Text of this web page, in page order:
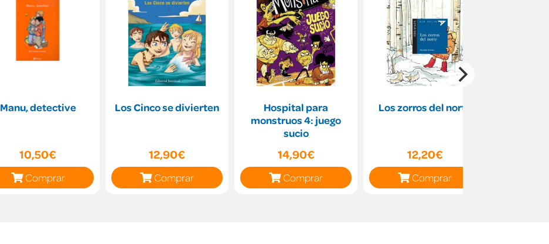
Manu, detective
10,50€
Comprar
Los Cinco se divierten
12,90€
Comprar
Hospital para
monstruos 4: juego
sucio
14,90€
Comprar
Los zorros del norte
12,20€
Comprar